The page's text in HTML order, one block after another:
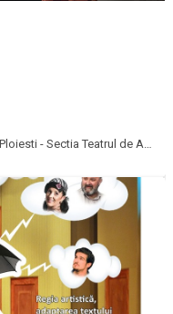
de Animatie pentru copii si tineret Imaginario